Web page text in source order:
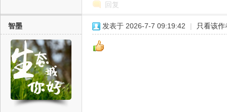
回复
智墨 发表于 2026-7-7 09:19:42 | 只看该作